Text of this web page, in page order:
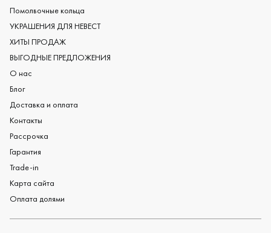
Женские обручальные кольца
Обручальные кольца из платины
Дизайнерские обручальные кольца
Черные обручальные кольца
Помолвочные кольца
УКРАШЕНИЯ ДЛЯ НЕВЕСТ
ХИТЫ ПРОДАЖ
ВЫГОДНЫЕ ПРЕДЛОЖЕНИЯ
О нас
Блог
Доставка и оплата
Контакты
Рассрочка
Гарантия
Trade-in
Карта сайта
Оплата долями